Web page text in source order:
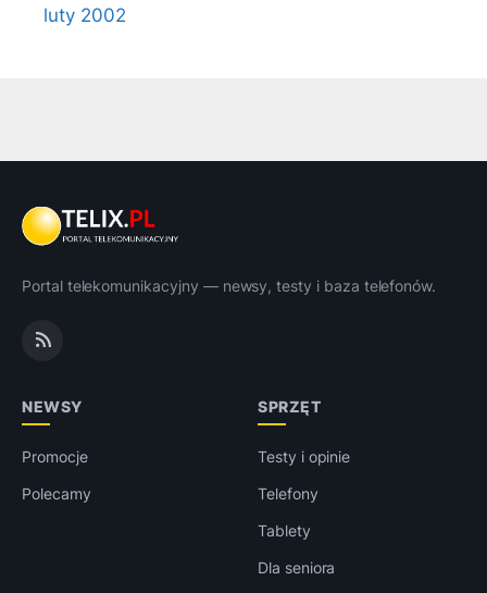
luty 2002
Portal telekomunikacyjny — newsy, testy i baza telefonów.
NEWSY
Promocje
Polecamy
SPRZĘT
Testy i opinie
Telefony
Tablety
Dla seniora